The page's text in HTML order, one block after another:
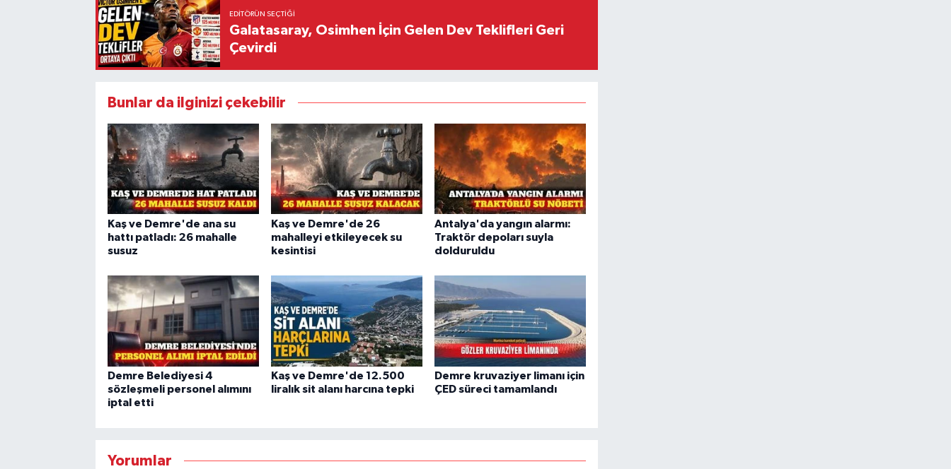
EDITÖRÜN SEÇTIĞI
Galatasaray, Osimhen İçin Gelen Dev Teklifleri Geri
Çevirdi
Bunlar da ilginizi çekebilir
Kaş ve Demre'de ana su
hattı patladı: 26 mahalle
susuz
Kaş ve Demre'de 26
mahalleyi etkileyecek su
kesintisi
Antalya'da yangın alarmı:
Traktör depoları suyla
dolduruldu
Demre Belediyesi 4
sözleşmeli personel alımını
iptal etti
Kaş ve Demre'de 12.500
liralık sit alanı harcına tepki
Demre kruvaziyer limanı için
ÇED süreci tamamlandı
Yorumlar